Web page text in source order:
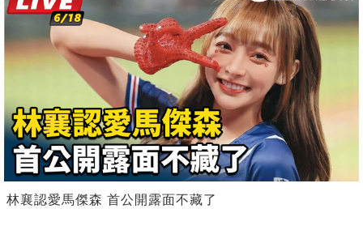
林襄認愛馬傑森 首公開露面不藏了